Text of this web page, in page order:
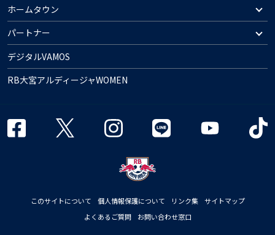
ホームタウン
パートナー
デジタルVAMOS
RB大宮アルディージャWOMEN
このサイトについて 個人情報保護について リンク集
サイトマップ
よくあるご質問
お問い合わせ窓口